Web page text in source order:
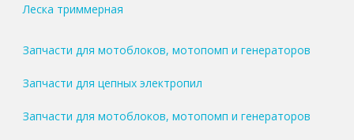
Леска триммерная
Запчасти для мотоблоков, мотопомп и генераторов
Запчасти для цепных электропил
Запчасти для мотоблоков, мотопомп и генераторов